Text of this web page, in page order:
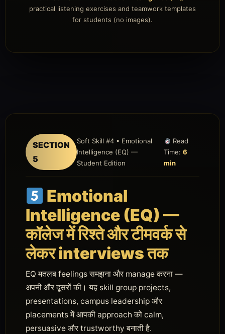
practical listening exercises and teamwork templates
for students (no images).
SECTION
5
Soft Skill #4 • Emotional
Intelligence (EQ) —
Student Edition
Read
Time: 6
min
Emotional
Intelligence (EQ) —
कॉलेज में रिश्ते और टीमवर्क से
लेकर interviews तक
EQ मतलब feelings समझना और manage करना —
अपनी और दूसरों की। यह skill group projects,
presentations, campus leadership और
placements में आपकी approach को calm,
persuasive और trustworthy बनाती है.